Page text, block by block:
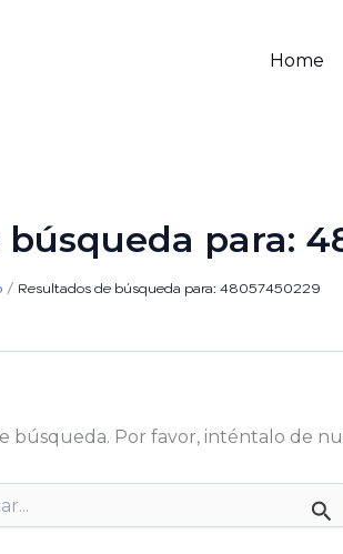
Home
para:
Resultados de búsqueda para: 48057450229
búsqueda. Por favor, inténtalo de